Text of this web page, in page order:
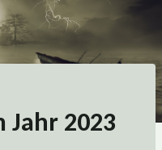
Jahr 2023